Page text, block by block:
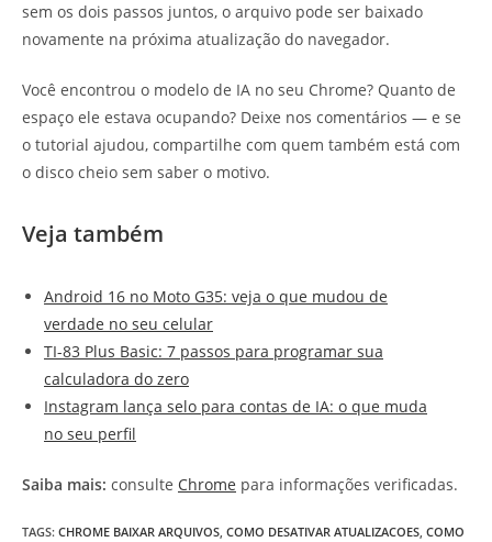
sem os dois passos juntos, o arquivo pode ser baixado
novamente na próxima atualização do navegador.
Você encontrou o modelo de IA no seu Chrome? Quanto de
espaço ele estava ocupando? Deixe nos comentários — e se
o tutorial ajudou, compartilhe com quem também está com
o disco cheio sem saber o motivo.
Veja também
Android 16 no Moto G35: veja o que mudou de
verdade no seu celular
TI-83 Plus Basic: 7 passos para programar sua
calculadora do zero
Instagram lança selo para contas de IA: o que muda
no seu perfil
Saiba mais: consulte Chrome para informações verificadas.
TAGS: CHROME BAIXAR ARQUIVOS, COMO DESATIVAR ATUALIZACOES, COMO